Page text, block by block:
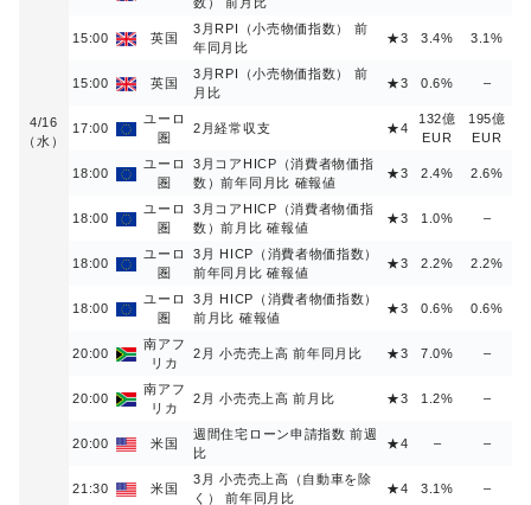
4/16
（水）
15:00 英国
3月RPI（小売物価指数） 前
年同月比
★3 3.4% 3.1%
15:00 英国
3月RPI（小売物価指数） 前
月比
★3 0.6% –
17:00
ユーロ
圏
2月経常収支 ★4
132億
EUR
195億
EUR
18:00
ユーロ
圏
3月コアHICP（消費者物価指
数）前年同月比 確報値
★3 2.4% 2.6%
18:00
ユーロ
圏
3月コアHICP（消費者物価指
数）前月比 確報値
★3 1.0% –
18:00
ユーロ
圏
3月 HICP（消費者物価指数）
前年同月比 確報値
★3 2.2% 2.2%
18:00
ユーロ
圏
3月 HICP（消費者物価指数）
前月比 確報値
★3 0.6% 0.6%
20:00
南アフ
リカ
2月 小売売上高 前年同月比 ★3 7.0% –
20:00
南アフ
リカ
2月 小売売上高 前月比 ★3 1.2% –
20:00 米国
週間住宅ローン申請指数 前週
比
★4 – –
21:30 米国
3月 小売売上高（自動車を除
く） 前年同月比
★4 3.1% –